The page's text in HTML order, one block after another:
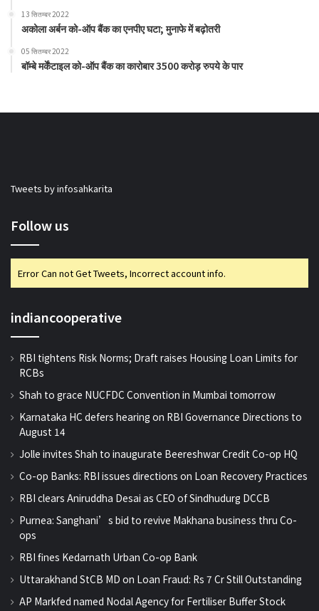
13 सितम्बर 2022
अकोला अर्बन को-ऑप बैंक का एनपीए घटा; मुनाफे में बढ़ोतरी
05 सितम्बर 2022
बॉम्बे मर्केंटाइल को-ऑप बैंक का कारोबार 3500 करोड़ रुपये के पार
Tweets by infosahkarita
Follow us
Error Can not Get Tweets, Incorrect account info.
indiancooperative
RBI tightens Risk Norms; Draft raises Housing Loan Limits for
RCBs
Shah to grace NUCFDC Convention in Mumbai tomorrow
Karnataka HC defers hearing on RBI Governance Directions to
August 14
Jolle invites Shah to inaugurate Beereshwar Credit Co-op HQ
Co-op Banks: RBI issues directions on Loan Recovery Practices
RBI clears Aniruddha Desai as CEO of Sindhudurg DCCB
Purnea: Sanghani’s bid to revive Makhana business thru Co-
ops
RBI fines Kedarnath Urban Co-op Bank
Uttarakhand StCB MD on Loan Fraud: Rs 7 Cr Still Outstanding
AP Markfed named Nodal Agency for Fertiliser Buffer Stock